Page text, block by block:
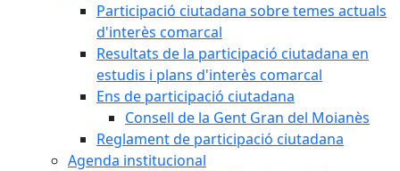
Participació ciutadana sobre temes actuals
d'interès comarcal
Resultats de la participació ciutadana en
estudis i plans d'interès comarcal
Ens de participació ciutadana
Consell de la Gent Gran del Moianès
Reglament de participació ciutadana
Agenda institucional